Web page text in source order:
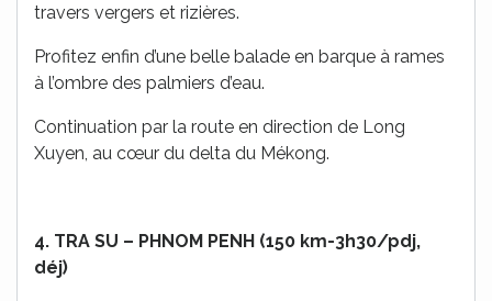
travers vergers et rizières.
Profitez enfin d’une belle balade en barque à rames
à l’ombre des palmiers d’eau.
Continuation par la route en direction de Long
Xuyen, au cœur du delta du Mékong.
4. TRA SU – PHNOM PENH (150 km-3h30/pdj,
déj)